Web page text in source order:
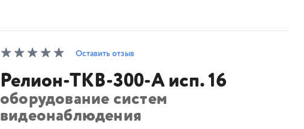
Оставить отзыв
Релион-ТКВ-300-А исп. 16
оборудование систем
видеонаблюдения